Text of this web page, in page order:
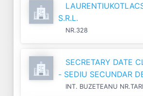
S.R.L.
NR.328
SECRETARY DATE
- SEDIU SECUNDAR
INT. BUZETEANU